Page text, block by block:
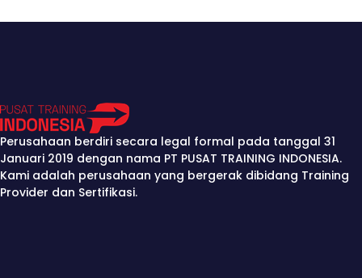
Perusahaan berdiri secara legal formal pada tanggal 31
Januari 2019 dengan nama PT PUSAT TRAINING INDONESIA.
Kami adalah perusahaan yang bergerak dibidang Training
Provider dan Sertifikasi.